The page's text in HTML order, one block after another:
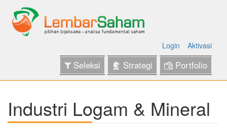
Login Aktivasi
Seleksi Strategi Portfolio
Industri Logam & Mineral